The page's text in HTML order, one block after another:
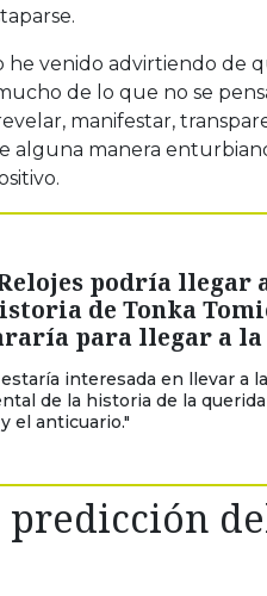
he venido advirtiendo de
de lo que no se
manifestar,
alguna manera
podría llegar
de Tonka
para llegar a
interesada en llevar a
de la historia de la
el anticuario."